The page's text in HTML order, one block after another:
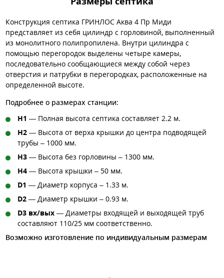
Конструкция септика ГРИНЛОС Аква 4 Пр Миди
представляет из себя цилиндр с горловиной, выполненный
из монолитного полипропилена. Внутри цилиндра с
помощью перегородок выделены четыре камеры,
последовательно сообщающиеся между собой через
отверстия и патрубки в перегородках, расположенные на
определенной высоте.
Подробнее о размерах станции:
H1 — Полная высота септика составляет 2.2 м.
H2 — Высота от верха крышки до центра подводящей
трубы – 1000 мм.
H3 — Высота без горловины – 1300 мм.
H4 — Высота крышки – 50 мм.
D1 — Диаметр корпуса – 1.33 м.
D2 — Диаметр крышки – 0.93 м.
D3 вх/вых — Диаметры входящей и выходящей труб
составляют 110/25 мм соответственно.
Возможно изготовление по индивидуальным размерам